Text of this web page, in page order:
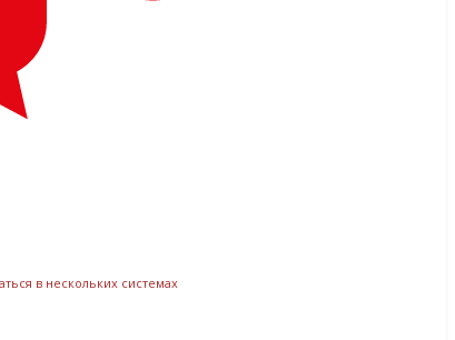
в нескольких системах